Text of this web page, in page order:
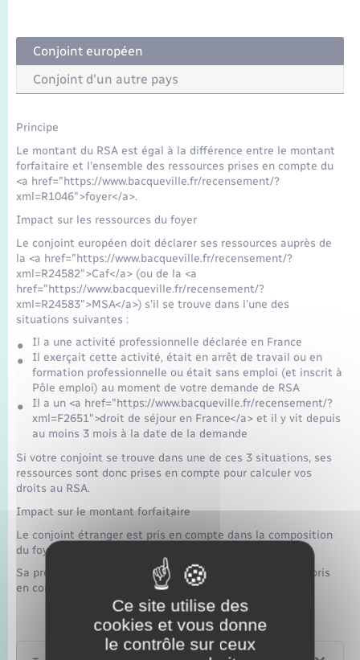
Voirie et espace public
Conjoint européen
Conjoint d'un autre pays
Principe
Le montant du RSA est égal à la différence entre le montant
forfaitaire et l'ensemble des ressources prises en compte du
<a href="https://www.bacqueville.fr/recensement/?
xml=R1046">foyer</a>.
Impact sur les ressources du foyer
Le conjoint européen doit déclarer ses ressources auprès de
la <a href="https://www.bacqueville.fr/recensement/?
xml=R24582">Caf</a> (ou de la <a
href="https://www.bacqueville.fr/recensement/?
xml=R24583">MSA</a>) s'il se trouve dans l'une des
situations suivantes :
Il a une activité professionnelle déclarée en France
Il exerçait cette activité, était en arrêt de travail ou en
formation professionnelle ou était sans emploi (et inscrit à
Pôle emploi) au moment de votre demande de RSA
Il a un <a href="https://www.bacqueville.fr/recensement/?
xml=F2651">droit de séjour en France</a> et il y vit depuis
au moins 3 mois à la date de la demande
Si votre conjoint se trouve dans une de ces 3 situations, ses
ressources sont donc prises en compte pour calculer vos
droits au RSA.
Impact sur le montant forfaitaire
Le conjoint étranger est pris en compte dans la composition
du foyer.
Sa présence fait donc augmenter le montant forfaitaire pris
en compte pour calculer vos droits au RSA.
Ce site utilise des
cookies et vous donne
le contrôle sur ceux